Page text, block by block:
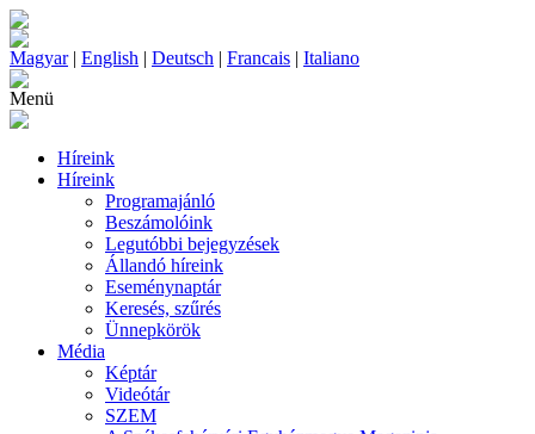
Magyar| English | Deutsch | Francais | Italiano
Menü
Híreink
Híreink
Programajánló
Beszámolóink
Legutóbbi bejegyzések
Állandó híreink
Eseménynaptár
Keresés, szűrés
Ünnepkörök
Média
Képtár
Videótár
SZEM